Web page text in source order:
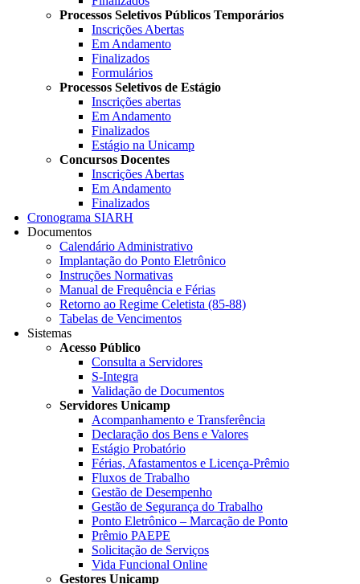
Processos Seletivos Públicos Temporários
Inscrições Abertas
Em Andamento
Finalizados
Formulários
Processos Seletivos de Estágio
Inscrições abertas
Em Andamento
Finalizados
Estágio na Unicamp
Concursos Docentes
Inscrições Abertas
Em Andamento
Finalizados
Cronograma SIARH
Documentos
Calendário Administrativo
Implantação do Ponto Eletrônico
Instruções Normativas
Manual de Frequência e Férias
Retorno ao Regime Celetista (85-88)
Tabelas de Vencimentos
Sistemas
Acesso Público
Consulta a Servidores
S-Integra
Validação de Documentos
Servidores Unicamp
Acompanhamento e Transferência
Declaração dos Bens e Valores
Estágio Probatório
Férias, Afastamentos e Licença-Prêmio
Fluxos de Trabalho
Gestão de Desempenho
Gestão de Segurança do Trabalho
Ponto Eletrônico – Marcação de Ponto
Prêmio PAEPE
Solicitação de Serviços
Vida Funcional Online
Gestores Unicamp